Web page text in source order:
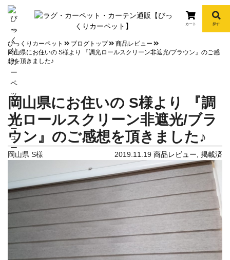
info
カート 探す
びっくりカーペット ブログトップ
商品レビュー
岡山県にお住いの S様より 『調光ロールスクリーン非遮光/ブラウン』のご感
想を頂きました♪
岡山県にお住いの S様より 『調
光ロールスクリーン非遮光/ブラ
ウン』のご感想を頂きました♪
岡山県 S様 2019.11.19 商品レビュー 掲載済